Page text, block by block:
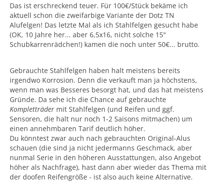
Das ist erschreckend teuer. Für 100€/Stück bekäme ich
aktuell schon die zweifarbige Variante der Dotz TN
Alufelgen! Das letzte Mal als ich Stahlfelgen gesucht habe
(OK, 10 Jahre her... aber 6,5x16, nicht solche 15"
Schubkarrenrädchen!) kamen die noch unter 50€... brutto.
Gebrauchte Stahlfelgen haben halt meistens bereits
irgendwo Korrosion. Denn die verkauft man ja höchstens,
wenn man was Besseres besorgt hat, und das hat meistens
Gründe. Da sehe ich die Chance auf gebrauchte
Kompletträder mit Stahlfelgen (und Reifen und ggf.
Sensoren, die halt nur noch 1-2 Saisons mitmachen) um
einen annehmbaren Tarif deutlich höher.
Du könntest zwar auch nach gebrauchten Original-Alus
schauen (die sind ja nicht jedermanns Geschmack, aber
nunmal Serie in den höheren Ausstattungen, also Angebot
höher als Nachfrage), hast dann aber wieder das Thema mit
der doofen Reifengröße - ist also auch keine Alternative.